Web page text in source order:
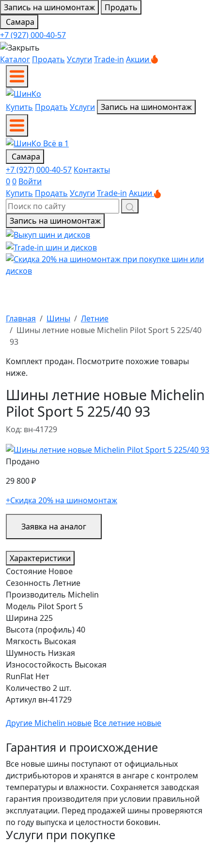
Запись на шиномонтаж
Продать
Самара
+7 (927) 000-40-57
Каталог Продать Услуги Trade-in Акции
Купить Продать Услуги Запись на шиномонтаж
Самара
+7 (927) 000-40-57 Контакты
00 Войти
Купить Продать Услуги Trade-in Акции
Запись на шиномонтаж
Главная Шины
Летние
Шины летние новые Michelin Pilot Sport 5 225/40
93
Комплект продан. Посмотрите похожие товары
ниже.
Шины летние новые Michelin
Pilot Sport 5 225/40 93
Код: вн-41729
Продано
29 800 ₽
+Скидка 20% на шиномонтаж
Заявка на аналог
Характеристики
Состояние Новое
Сезонность Летние
Производитель Michelin
Модель Pilot Sport 5
Ширина 225
Высота (профиль)40
Мягкость Высокая
Шумность Низкая
Износостойкость Высокая
RunFlat Нет
Количество 2 шт.
Артикул вн-41729
Другие Michelin новые Все летние новые
Гарантия и происхождение
Все новые шины поступают от официальных
дистрибьюторов и хранятся в ангаре с контролем
температуры и влажности. Сохраняется заводская
гарантия производителя при условии правильной
эксплуатации. Перед продажей шины проверяются
по году выпуска и целостности боковин.
Услуги при покупке